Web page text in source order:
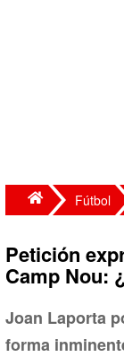
Fútbol
Petición
Camp Nou:
Joan Laporta
forma